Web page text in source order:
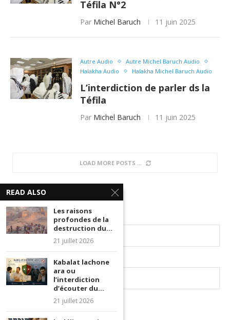
Téfila N°2
Par Michel Baruch 11 juin 2025
Autre Audio
Autre Michel Baruch Audio
Halakha Audio
Halakha Michel Baruch Audio
L’interdiction de parler ds la
Téfila
Par Michel Baruch 11 juin 2025
LOAD MORE POSTS
READ ALSO
Les raisons
profondes de la
destruction du...
21 juillet 2026
Kabalat lachone
ara ou
l’interdiction
d’écouter du...
21 juillet 2026